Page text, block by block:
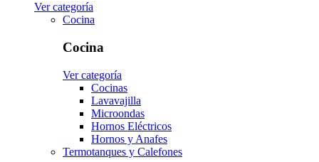
Ver categoría
Cocina
Cocina
Ver categoría
Cocinas
Lavavajilla
Microondas
Hornos Eléctricos
Hornos y Anafes
Termotanques y Calefones